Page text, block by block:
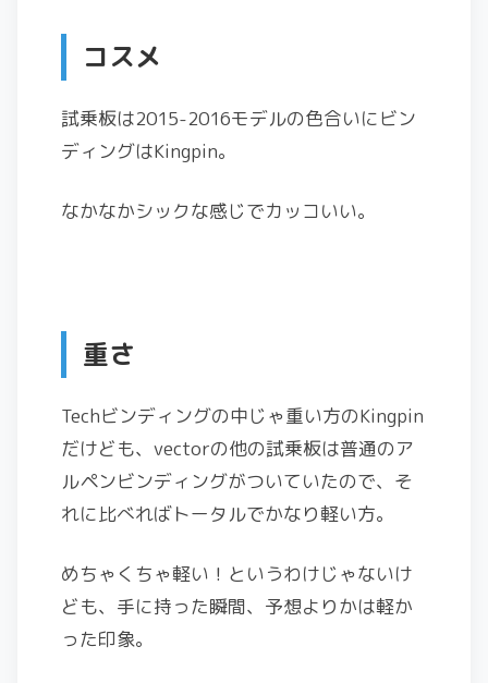
コスメ
試乗板は2015-2016モデルの色合いにビン
ディングはKingpin。
なかなかシックな感じでカッコいい。
重さ
Techビンディングの中じゃ重い方のKingpin
だけども、vectorの他の試乗板は普通のア
ルペンビンディングがついていたので、そ
れに比べればトータルでかなり軽い方。
めちゃくちゃ軽い！というわけじゃないけ
ども、手に持った瞬間、予想よりかは軽か
った印象。